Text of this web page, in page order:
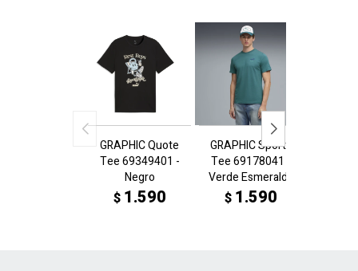
GRAPHIC Quote
Tee 69349401 -
Negro
$ 1.590
GRAPHIC Sports
Tee 69178041 -
Verde Esmeralda
$ 1.590